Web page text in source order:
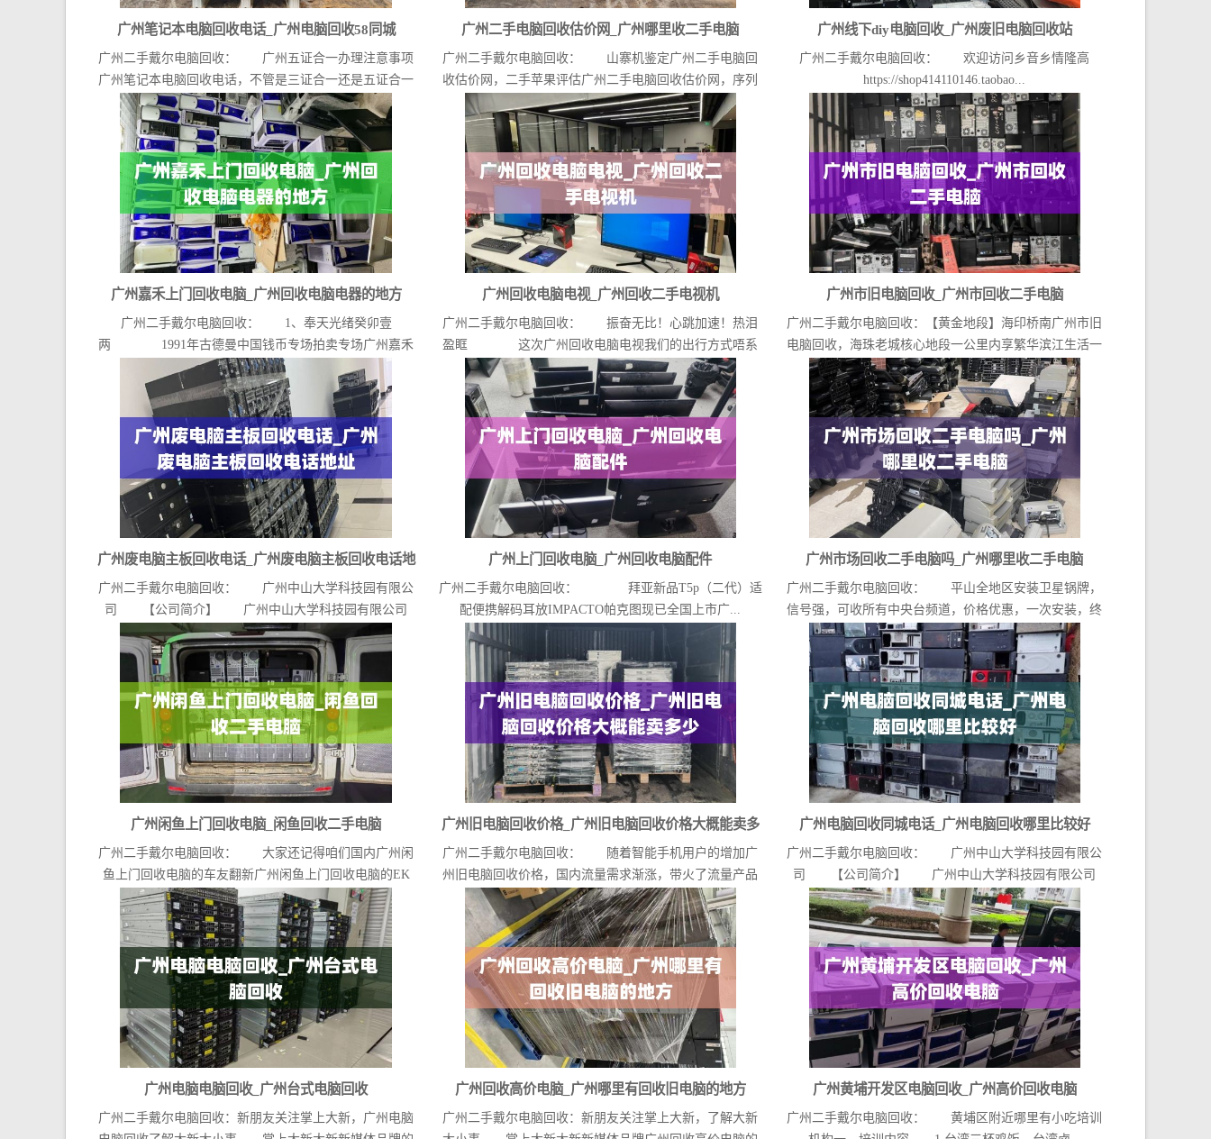
广州笔记本电脑回收电话_广州电脑回收58同城
广州二手戴尔电脑回收： 广州五证合一办理注意事项
广州笔记本电脑回收电话，不管是三证合一还是五证合一
广...
广州二手电脑回收估价网_广州哪里收二手电脑
广州二手戴尔电脑回收： 山寨机鉴定广州二手电脑回
收估价网，二手苹果评估广州二手电脑回收估价网，序列
号...
广州线下diy电脑回收_广州废旧电脑回收站
广州二手戴尔电脑回收： 欢迎访问乡音乡情隆高
https://shop414110146.taobao...
广州嘉禾上门回收电脑_广州回收电脑电器的地方
广州二手戴尔电脑回收： 1、奉天光绪癸卯壹
两 1991年古德曼中国钱币专场拍卖专场广州嘉禾
上门...
广州回收电脑电视_广州回收二手电视机
广州二手戴尔电脑回收： 振奋无比！心跳加速！热泪
盈眶 这次广州回收电脑电视我们的出行方式唔系
公...
广州市旧电脑回收_广州市回收二手电脑
广州二手戴尔电脑回收：【黄金地段】海印桥南广州市旧
电脑回收，海珠老城核心地段一公里内享繁华滨江生活一
桥...
广州废电脑主板回收电话_广州废电脑主板回收电话地
址
广州二手戴尔电脑回收： 广州中山大学科技园有限公
司 【公司简介】 广州中山大学科技园有限公司
（官...
广州上门回收电脑_广州回收电脑配件
广州二手戴尔电脑回收： 拜亚新品T5p（二代）适
配便携解码耳放IMPACTO帕克图现已全国上市广...
广州市场回收二手电脑吗_广州哪里收二手电脑
广州二手戴尔电脑回收： 平山全地区安装卫星锅牌，
信号强，可收所有中央台频道，价格优惠，一次安装，终
生...
广州闲鱼上门回收电脑_闲鱼回收二手电脑
广州二手戴尔电脑回收： 大家还记得咱们国内广州闲
鱼上门回收电脑的车友翻新广州闲鱼上门回收电脑的EK
吗...
广州旧电脑回收价格_广州旧电脑回收价格大概能卖多
广州二手戴尔电脑回收： 随着智能手机用户的增加广
州旧电脑回收价格，国内流量需求渐涨，带火了流量产品
市...
广州电脑回收同城电话_广州电脑回收哪里比较好
广州二手戴尔电脑回收： 广州中山大学科技园有限公
司 【公司简介】 广州中山大学科技园有限公司
（官...
广州电脑电脑回收_广州台式电脑回收
广州二手戴尔电脑回收：新朋友关注掌上大新，广州电脑
广州回收高价电脑_广州哪里有回收旧电脑的地方
广州二手戴尔电脑回收：新朋友关注掌上大新，了解大新
广州黄埔开发区电脑回收_广州高价回收电脑
广州二手戴尔电脑回收： 黄埔区附近哪里有小吃培训